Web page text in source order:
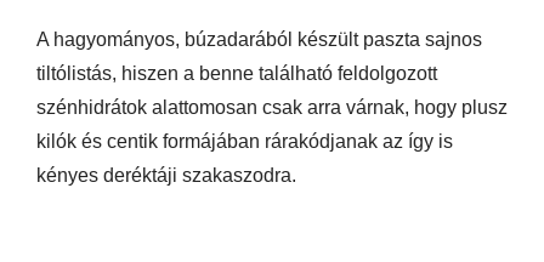
A hagyományos, búzadarából készült paszta sajnos
tiltólistás, hiszen a benne található feldolgozott
szénhidrátok alattomosan csak arra várnak, hogy plusz
kilók és centik formájában rárakódjanak az így is
kényes deréktáji szakaszodra.